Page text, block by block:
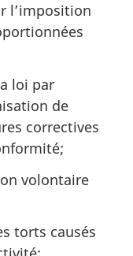
l’imposition
loi par
de
correctives
volontaire
torts causés